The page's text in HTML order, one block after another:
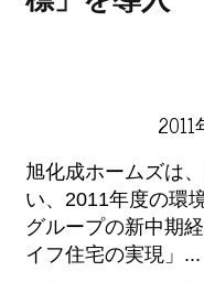
旭化成ホームズは
い、2011年度の環
グループの新中期
イフ住宅の実現」...